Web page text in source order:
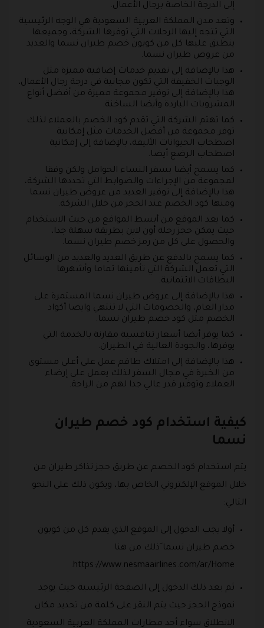
إلى الدرجة الخاصة برجال الأعمال.
وتعد مدن المملكة العربية السعودية هي الوجه الرئيسية
التي تتجه إليها الرحلات التي توفرها الشركة، وجميعها
ينطبق عليها كل من كوبون خصم طيران نسما والعديد
من عروض طيران نسما.
هذا بالإضافة إلى تقديم خدمات إضافية مميزة مثل
الوجبات الخفيفة التي تكون مجانية في درجة رجال الأعمال،
هذا بالإضافة إلى توفير مجموعة مميزة من أفضل أنواع
المشروبات الباردة وأيضا الساخنة.
كما تهتم الشركة التي تقدم كود الخصم بالعملاء لذلك
توفر مجموعة من أفضل الخدمات مثل إمكانية
اصطحاب الحيوانات الأليفة، بالإضافة إلى إمكانية
اصطحاب الرضع أيضا.
كما يسمح أيضا بسفر النساء الحوامل ولكن وفقا
لمجموعة من الإجراءات والضوابط التي تحددها الشركة،
هذا بالإضافة إلى توفير العديد من عروض طيران نسما
ومنها كود الخصم عند الحجز من خلال الشركة.
كما يعد الموقع من أبسط المواقع من حيث الاستخدام
حيث يمكن حجز رحلة أون لاين بطريقة سهلة جدا،
والحصول على كل من رمز خصم طيران نسما.
كما يسمح بالدفع عن طريق العديد والعديد من الوسائل
التي تعمل الشركة التي تأمينها تماما وأشهرها
البطاقات الائتمانية.
هذا بالإضافة إلى عروض طيران نسما المستمرة على
مدار العام، والخصومات التي لا تنتهي وايضا أكواد
الخصم مثل كود خصم طيران نسما.
كما يوفر أيضا أسعار تنافسية مقارنة بالخدمة التي
يوفرها، والجودة العالية في الطيران.
هذا بالإضافة إلى امتلاك طاقم عمل على أعلى مستوى
من الخبرة في مجال السفر لذلك يعمل على إرضاء
العملاء وتوفير قدر عالي جدا لهم من الراحة.
كيفية استخدام كود خصم طيران
نسما
يتم استخدام كود الخصم عن طريق حجز تذاكر طيران من
خلال الموقع الإلكتروني الخاص بها، ويكون ذلك على النحو
التالي:
أولا يجب الدخول إلى الموقع الذي يقدم كل من كوبون
خصم طيران نسما َذلك من هنا
https://www.nesmaairlines.com/ar/Home.
ثم بعد ذلك الدخول إلى الصفحة الرئيسية حيث يوجد
نموذج الحجز حيث يتم النقر على كلمة من تحديد مكان
الانطلاق سواء أحد مطارات المملكة العربية السعودية